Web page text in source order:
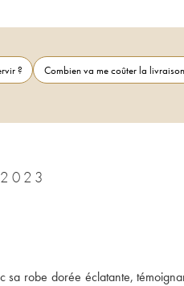
?
Combien va me coûter la
PERNAND-VERGELESSES MAISON SKYAASEN 2023
robe dorée éclatante,